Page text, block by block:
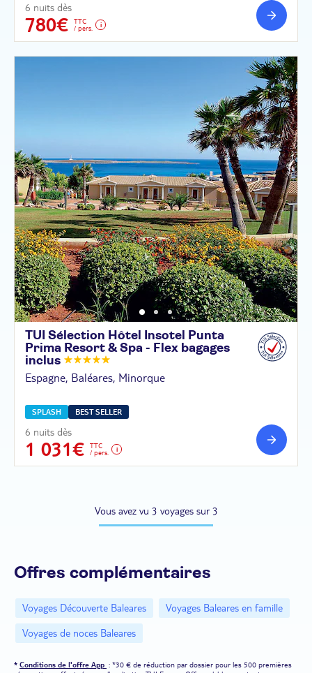
6 nuits dès
780€
TTC
/ pers.
TUI Sélection Hôtel Insotel Punta
Prima Resort & Spa - Flex bagages
inclus
Espagne, Baléares, Minorque
SPLASH BEST SELLER
6 nuits dès
1 031€
TTC
/ pers.
Vous avez vu 3 voyages sur 3
Offres complémentaires
Voyages Découverte Baleares
Voyages Baleares en famille
Voyages de noces Baleares
* Conditions de l'offre App : *30 € de réduction par dossier pour les 500 premières